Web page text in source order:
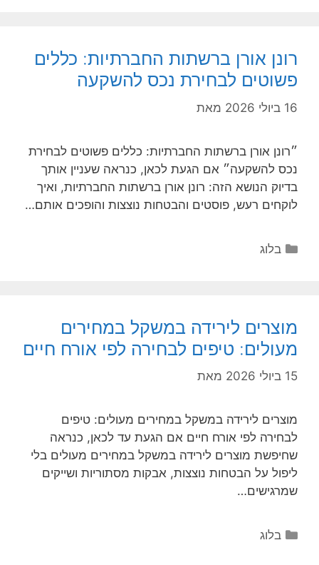
רונן אורן ברשתות החברתיות: כללים
פשוטים לבחירת נכס להשקעה
16 ביולי 2026 מאת
״רונן אורן ברשתות החברתיות: כללים פשוטים לבחירת
נכס להשקעה״ אם הגעת לכאן, כנראה שעניין אותך
בדיוק הנושא הזה: רונן אורן ברשתות החברתיות, ואיך
לוקחים רעש, פוסטים והבטחות נוצצות והופכים אותם…
קטגוריות
בלוג
מוצרים לירידה במשקל במחירים
מעולים: טיפים לבחירה לפי אורח חיים
15 ביולי 2026 מאת
מוצרים לירידה במשקל במחירים מעולים: טיפים
לבחירה לפי אורח חיים אם הגעת עד לכאן, כנראה
שחיפשת מוצרים לירידה במשקל במחירים מעולים בלי
ליפול על הבטחות נוצצות, אבקות מסתוריות ושייקים
שמרגישים…
קטגוריות
בלוג